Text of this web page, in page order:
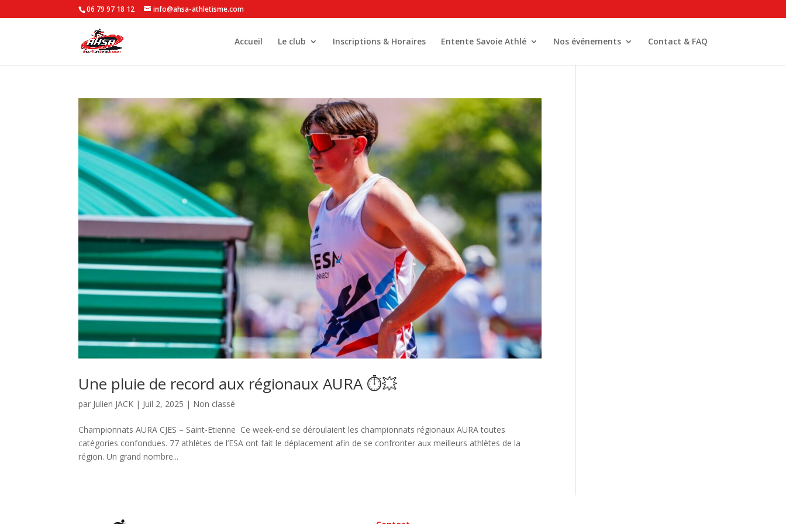
06 79 97 18 12 info@ahsa-athletisme.com
Accueil Le club Inscriptions & Horaires Entente Savoie Athlé Nos événements Contact & FAQ
Une pluie de record aux régionaux AURA ⏱️💥
par Julien JACK | Juil 2, 2025 | Non classé
Championnats AURA CJES – Saint-Etienne Ce week-end se déroulaient les championnats régionaux AURA toutes
catégories confondues. 77 athlètes de l’ESA ont fait le déplacement afin de se confronter aux meilleurs athlètes de la
région. Un grand nombre...